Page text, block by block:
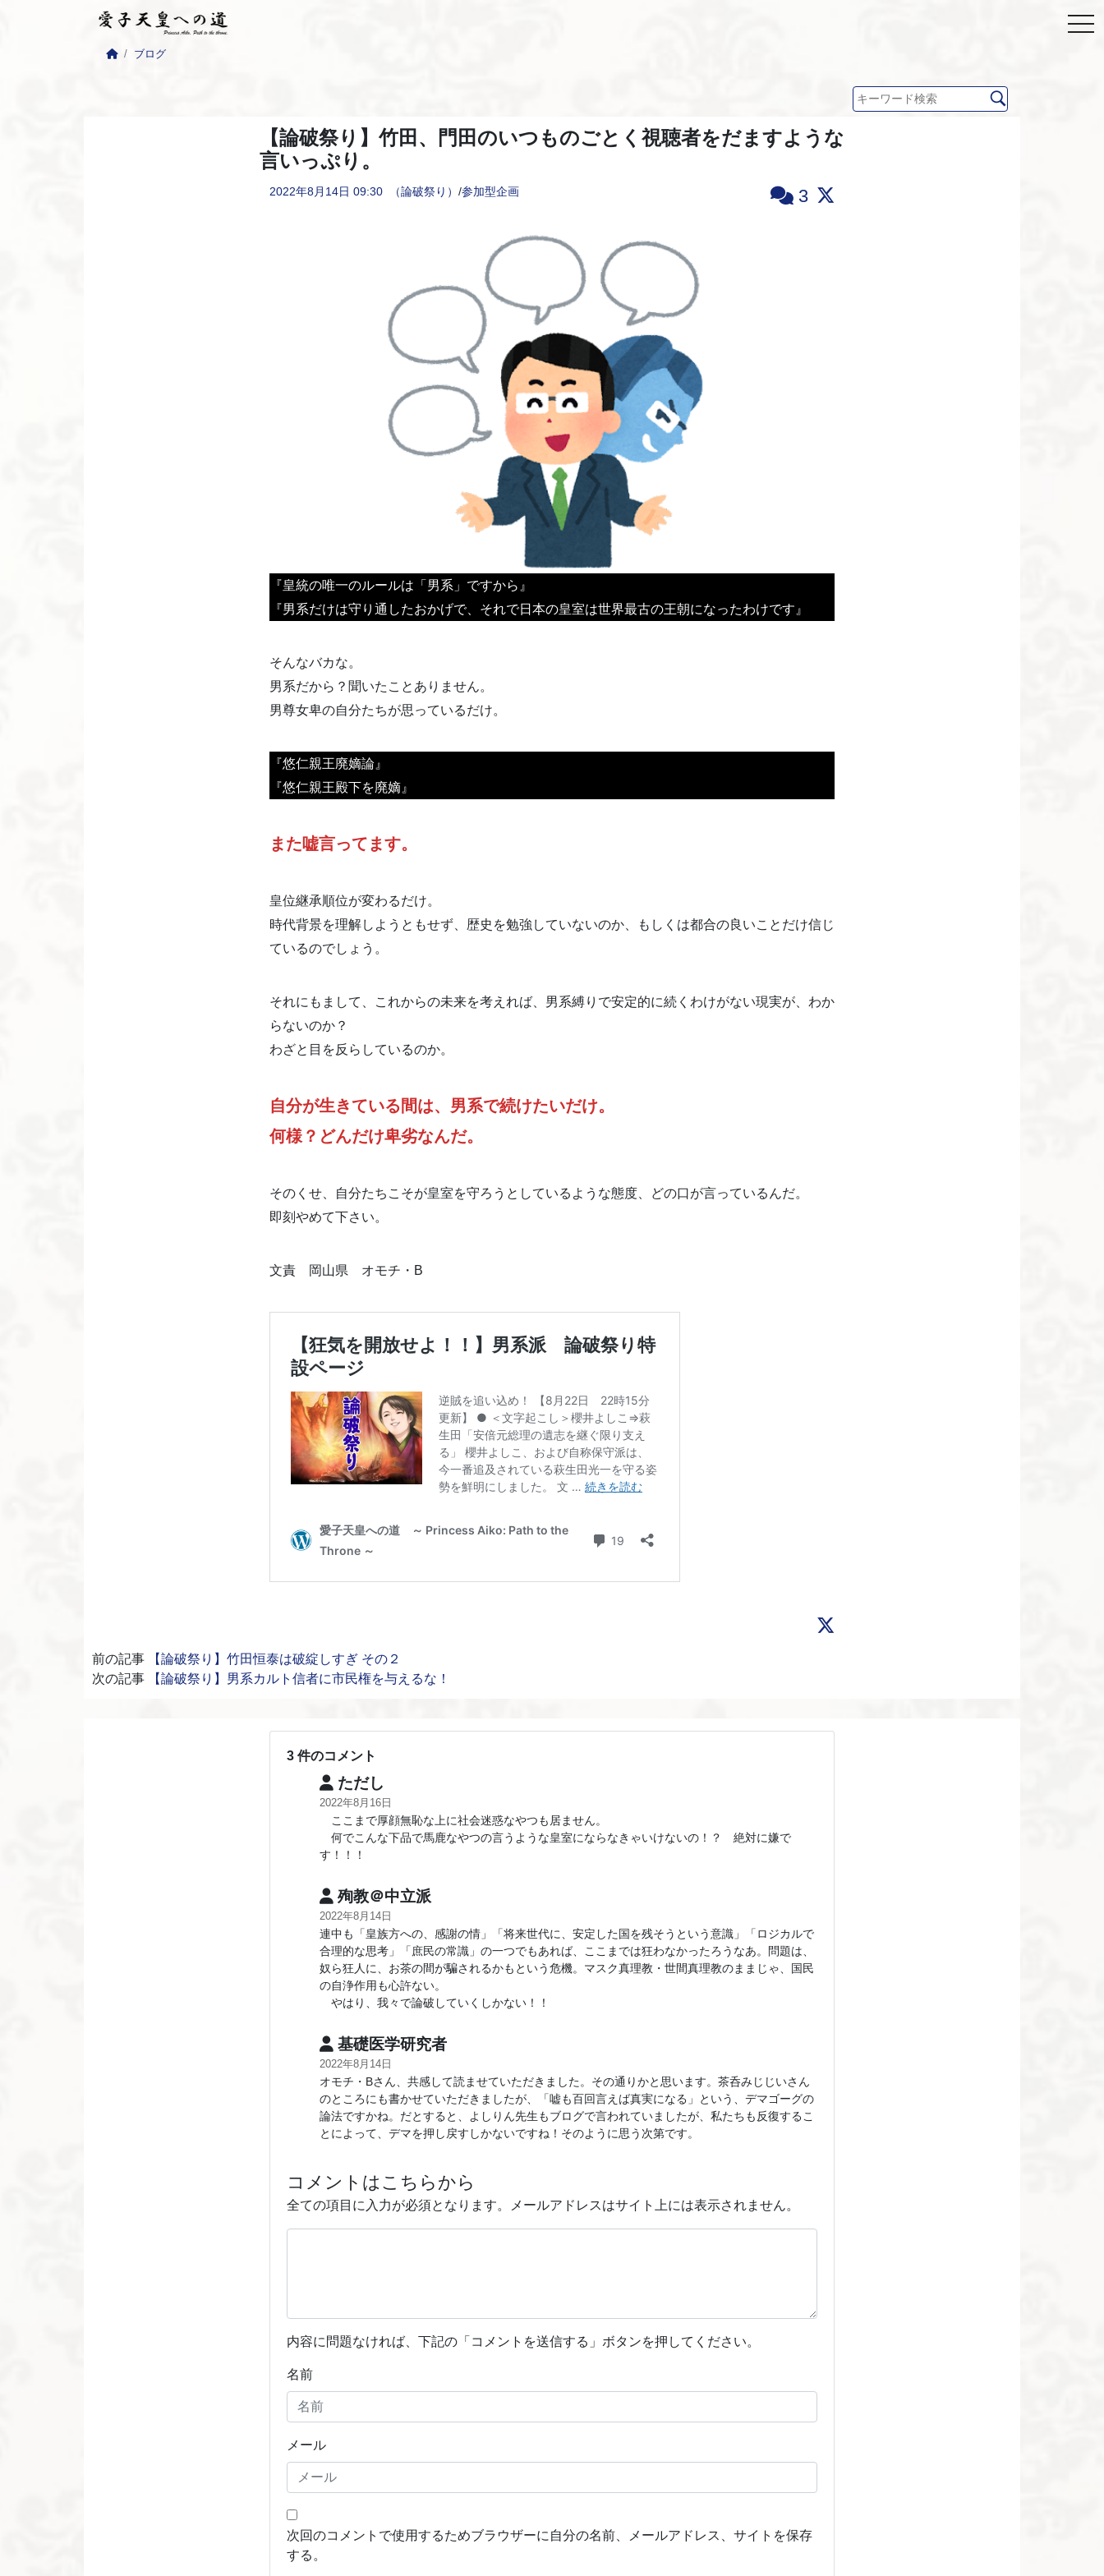
ブログ
【論破祭り】竹田、門田のいつものごとく視聴者をだますような
言いっぷり。
2022年8月14日 09:30 （論破祭り） /参加型企画 3
『皇統の唯一のルールは「男系」ですから』
『男系だけは守り通したおかげで、それで日本の皇室は世界最古の王朝になったわけです』
そんなバカな。
男系だから？聞いたことありません。
男尊女卑の自分たちが思っているだけ。
『悠仁親王廃嫡論』
『悠仁親王殿下を廃嫡』
また嘘言ってます。
皇位継承順位が変わるだけ。
時代背景を理解しようともせず、歴史を勉強していないのか、もしくは都合の良いことだけ信じ
ているのでしょう。
それにもまして、これからの未来を考えれば、男系縛りで安定的に続くわけがない現実が、わか
らないのか？
わざと目を反らしているのか。
自分が生きている間は、男系で続けたいだけ。
何様？どんだけ卑劣なんだ。
そのくせ、自分たちこそが皇室を守ろうとしているような態度、どの口が言っているんだ。
即刻やめて下さい。
文責 岡山県 オモチ・B
前の記事
【論破祭り】竹田恒泰は破綻しすぎ その２
次の記事
【論破祭り】男系カルト信者に市民権を与えるな！
3 件のコメント
ただし
2022年8月16日
ここまで厚顔無恥な上に社会迷惑なやつも居ません。
何でこんな下品で馬鹿なやつの言うような皇室にならなきゃいけないの！？ 絶対に嫌で
す！！！
殉教＠中立派
2022年8月14日
連中も「皇族方への、感謝の情」「将来世代に、安定した国を残そうという意識」「ロジカルで
合理的な思考」「庶民の常識」の一つでもあれば、ここまでは狂わなかったろうなあ。問題は、
奴ら狂人に、お茶の間が騙されるかもという危機。マスク真理教・世間真理教のままじゃ、国民
の自浄作用も心許ない。
やはり、我々で論破していくしかない！！
基礎医学研究者
2022年8月14日
オモチ・Bさん、共感して読ませていただきました。その通りかと思います。茶呑みじじいさん
のところにも書かせていただきましたが、「嘘も百回言えば真実になる」という、デマゴーグの
論法ですかね。だとすると、よしりん先生もブログで言われていましたが、私たちも反復するこ
とによって、デマを押し戻すしかないですね！そのように思う次第です。
コメントはこちらから
全ての項目に入力が必須となります。メールアドレスはサイト上には表示されません。
内容に問題なければ、下記の「コメントを送信する」ボタンを押してください。
名前
メール
次回のコメントで使用するためブラウザーに自分の名前、メールアドレス、サイトを保存
する。